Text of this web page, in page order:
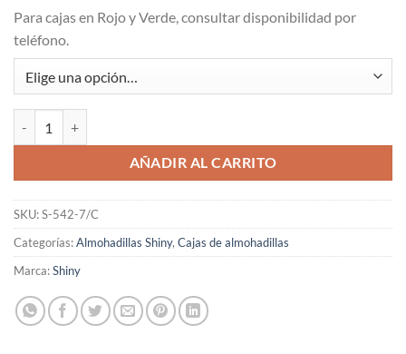
Para cajas en Rojo y Verde, consultar disponibilidad por
teléfono.
AÑADIR AL CARRITO
SKU:S-542-7/C
Categorías:Almohadillas Shiny, Cajas de almohadillas
Marca:Shiny